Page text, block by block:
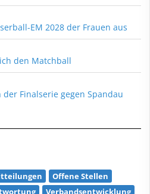
EM 2028 der Frauen aus
den Matchball
Finalserie gegen Spandau
Offene Stellen
Verbandsentwicklung